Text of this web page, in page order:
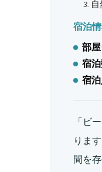
宿泊
部
宿
宿
「ビ
りま
間を